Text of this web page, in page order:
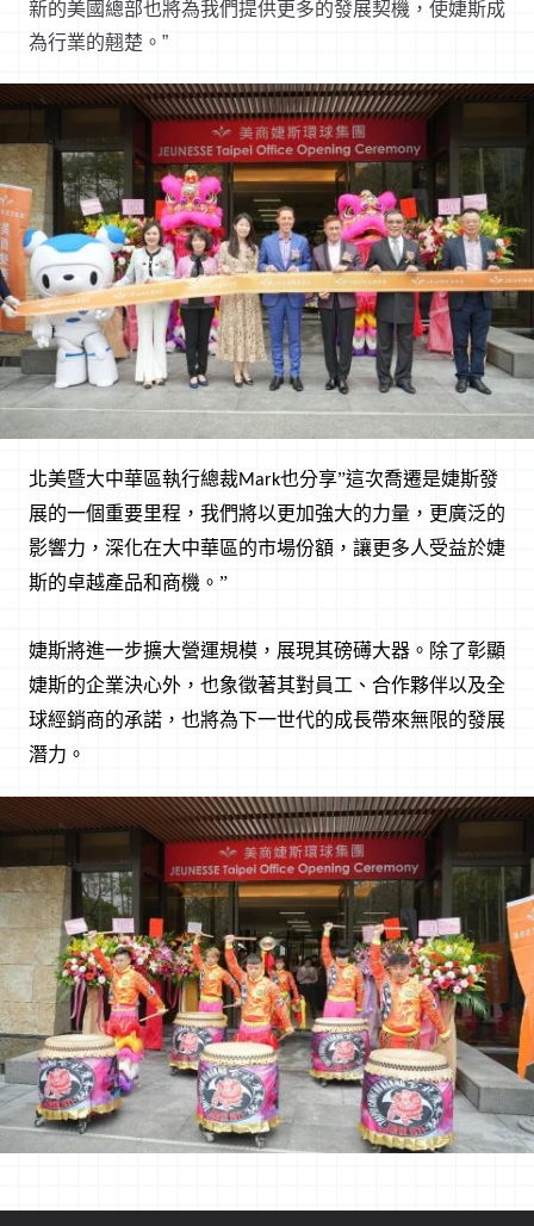
新的美國總部也將為我們提供更多的發展契機，使婕斯成
為行業的翹楚。”
北美暨大中華區執行總裁Mark也分享”這次喬遷是婕斯發
展的一個重要里程，我們將以更加強大的力量，更廣泛的
影響力，深化在大中華區的市場份額，讓更多人受益於婕
斯的卓越產品和商機。”
婕斯將進一步擴大營運規模，展現其磅礡大器。除了彰顯
婕斯的企業決心外，也象徵著其對員工、合作夥伴以及全
球經銷商的承諾，也將為下一世代的成長帶來無限的發展
潛力。